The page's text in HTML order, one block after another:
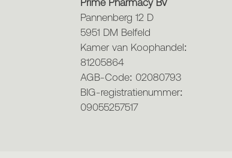
Prime Pharmacy BV
Pannenberg 12 D
5951 DM Belfeld
Kamer van Koophandel:
81205864
AGB-Code: 02080793
BIG-registratienummer:
09055257517